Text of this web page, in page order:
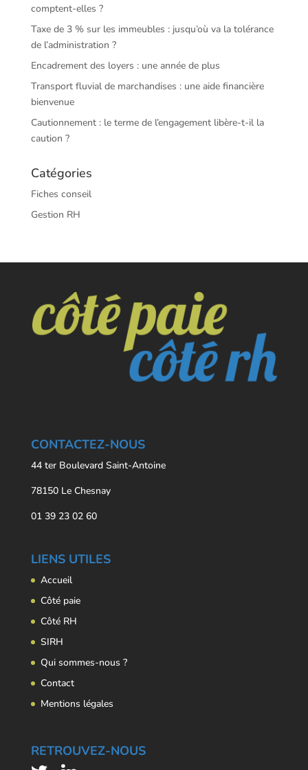
comptent-elles ?
Taxe de 3 % sur les immeubles : jusqu’où va la tolérance
de l’administration ?
Encadrement des loyers : une année de plus
Transport fluvial de marchandises : une aide financière
bienvenue
Cautionnement : le terme de l’engagement libère-t-il la
caution ?
Catégories
Fiches conseil
Gestion RH
CONTACTEZ-NOUS
44 ter Boulevard Saint-Antoine
78150 Le Chesnay
01 39 23 02 60
LIENS UTILES
Accueil
Côté paie
Côté RH
SIRH
Qui sommes-nous ?
Contact
Mentions légales
RETROUVEZ-NOUS